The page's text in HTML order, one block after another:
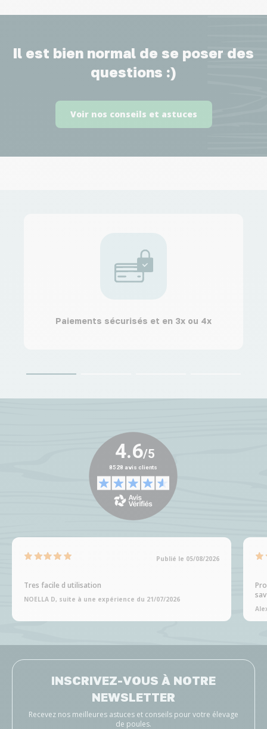
Il est bien normal de se poser des
questions :)
Voir nos conseils et astuces
Paiements sécurisés et en 3x ou 4x
Publié le 05/08/2026
Tres facile d utilisation
NOELLA D, suite à une expérience du 21/07/2026
INSCRIVEZ-VOUS À NOTRE
NEWSLETTER
Recevez nos meilleures astuces et conseils pour votre élevage
de poules.